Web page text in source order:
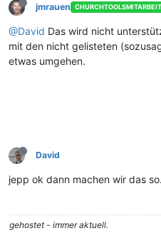
jmrauen
@David Das wird nicht
mit den nicht gelisteten
etwas umgehen.
David
jepp ok dann machen wir das so.
gehostet - immer aktuell.